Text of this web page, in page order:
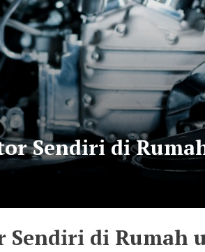
Sendiri di
Sendiri di Rumah